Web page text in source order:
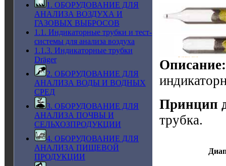
1. ОБОРУДОВАНИЕ ДЛЯ
АНАЛИЗА ВОЗДУХА И
ГАЗОВЫХ ВЫБРОСОВ
1.1. Индикаторные трубки и тест-
системы для анализа воздуха
1.1.3. Индикаторные трубки
Dräger
2. ОБОРУДОВАНИЕ ДЛЯ
АНАЛИЗА ВОДЫ И ВОДНЫХ
СРЕД
3. ОБОРУДОВАНИЕ ДЛЯ
АНАЛИЗА ПОЧВЫ И
СЕЛЬХОЗПРОДУКЦИИ
4. ОБОРУДОВАНИЕ ДЛЯ
АНАЛИЗА ПИЩЕВОЙ
ПРОДУКЦИИ
Описание:
Принцип
трубка.